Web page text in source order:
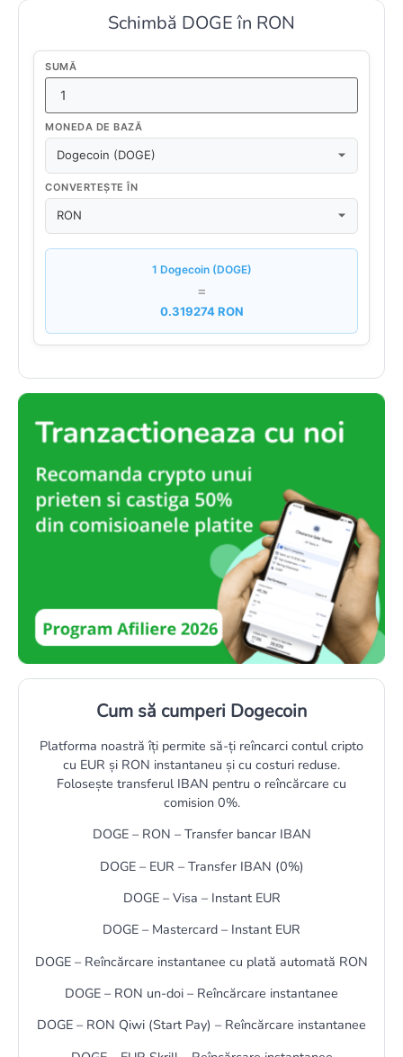
Schimbă DOGE în RON
SUMĂ
MONEDA DE BAZĂ
CONVERTEȘTE ÎN
1 Dogecoin (DOGE)
=
0.319274 RON
Cum să cumperi Dogecoin
Platforma noastră îți permite să-ți reîncarci contul cripto
cu EUR și RON instantaneu și cu costuri reduse.
Folosește transferul IBAN pentru o reîncărcare cu
comision 0%.
DOGE – RON – Transfer bancar IBAN
DOGE – EUR – Transfer IBAN (0%)
DOGE – Visa – Instant EUR
DOGE – Mastercard – Instant EUR
DOGE – Reîncărcare instantanee cu plată automată RON
DOGE – RON un-doi – Reîncărcare instantanee
DOGE – RON Qiwi (Start Pay) – Reîncărcare instantanee